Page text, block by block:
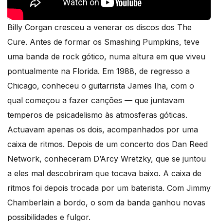
Billy Corgan cresceu a venerar os discos dos The
Cure. Antes de formar os Smashing Pumpkins, teve
uma banda de rock gótico, numa altura em que viveu
pontualmente na Florida. Em 1988, de regresso a
Chicago, conheceu o guitarrista James Iha, com o
qual começou a fazer canções — que juntavam
temperos de psicadelismo às atmosferas góticas.
Actuavam apenas os dois, acompanhados por uma
caixa de ritmos. Depois de um concerto dos Dan Reed
Network, conheceram D’Arcy Wretzky, que se juntou
a eles mal descobriram que tocava baixo. A caixa de
ritmos foi depois trocada por um baterista. Com Jimmy
Chamberlain a bordo, o som da banda ganhou novas
possibilidades e fulgor.